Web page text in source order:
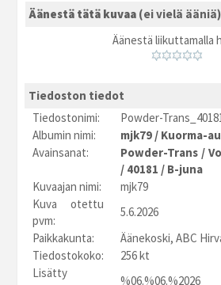
Äänestä tätä kuvaa (ei vielä ääniä)
Äänestä liikuttamalla
Tiedoston tiedot
Tiedostonimi:
Powder-
Albumin nimi:
mjk79 / Kuorma-
Avainsanat:
Powder-Trans /
/ 40181 / B-juna
Kuvaajan nimi:
mjk79
Kuva otettu
pvm:
5.6.2026
Paikkakunta:
Äänekoski, ABC
Tiedostokoko:
256 kt
Lisätty
%06.%06.%2026